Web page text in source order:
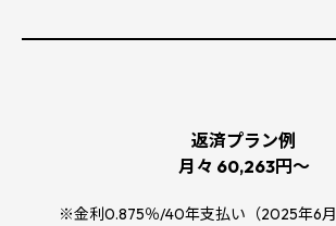
返済プラン例
月々 60,263円～
※金利0.875％/40年支払い（2025年6